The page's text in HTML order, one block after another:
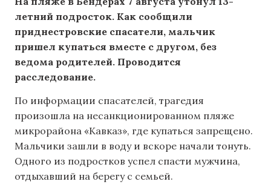
летний подросток. Как сообщили
приднестровские спасатели, мальчик
пришел купаться вместе с другом, без
ведома родителей. Проводится
расследование.
По информации спасателей, трагедия
произошла на несанкционированном пляже
микрорайона «Кавказ», где купаться запрещено.
Мальчики зашли в воду и вскоре начали тонуть.
Одного из подростков успел спасти мужчина,
отдыхавший на берегу с семьей.